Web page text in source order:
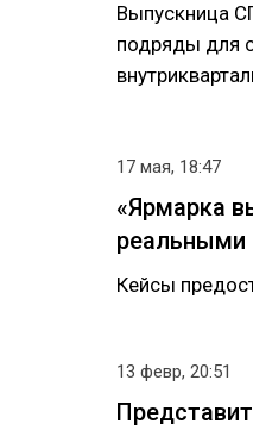
Выпускница
подряды для
17 мая, 18:47
«Ярмарка
реальными
Кейсы
13 февр, 20:51